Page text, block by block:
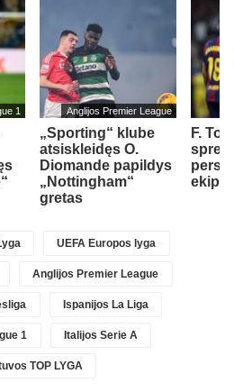
1 Anglijos Premier League
„Sporting“ klube
atsiskleidęs O.
Diomande papildys
„Nottingham“
gretas
F.
ekipą
UEFA Europos lyga
Anglijos Premier League
Ispanijos La Liga
1 Italijos Serie A
TOP LYGA